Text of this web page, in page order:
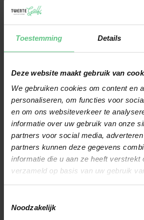
Toestemming Details
Deze website maakt gebruik van
We gebruiken cookies om content en
personaliseren, om functies voor
en om ons websiteverkeer te
informatie over uw gebruik van onze
partners voor social media,
partners kunnen deze gegevens
informatie die u aan ze heeft verstrekt
verzameld op basis van uw gebruik
Noodzakelijk
JOUW NIVEAU
Voor beginnende golfers zorgt een hybride
vertrouwen bij langere slagen. Gevorderde
de tas. Het aantal graden loft heeft veel
afstand die je haalt. Daarom is het slim om
hybride aansluit op jouw bestaande golfset.
en de mogelijkheid tot clubfitting helpen we
hybride die echt bij jouw spel past.
HYBRIDE GOLFCLUBS
VERGELIJKEN
spelen. Zaken zoals balans, shaft en